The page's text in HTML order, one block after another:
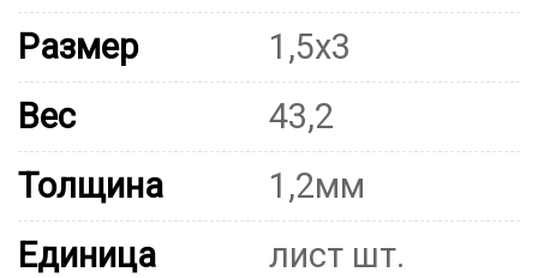
Размер
1,5х3
Вес
43,2
Толщина
1,2мм
Единица
лист шт.